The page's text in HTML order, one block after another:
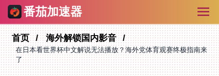
番茄加速器
首页 海外解锁国内影音
在日本看世界杯中文解说无法播放？海外党体育观赛终极指南来
了